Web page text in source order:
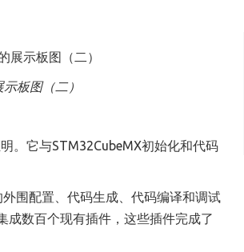
板图（二）
。它与STM32CubeMX初始化和代码
围配置、代码生成、代码编译和调试
成数百个现有插件，这些插件完成了